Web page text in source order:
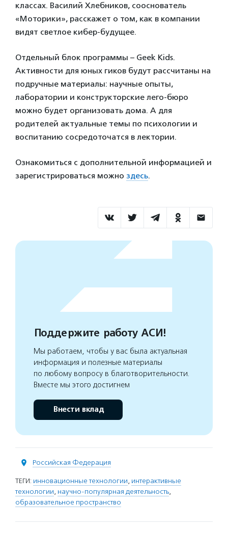
классах. Василий Хлебников, сооснователь
«Моторики», расскажет о том, как в компании
видят светлое кибер-будущее.
Отдельный блок программы – Geek Kids.
Активности для юных гиков будут рассчитаны на
подручные материалы: научные опыты,
лаборатории и конструкторские лего-бюро
можно будет организовать дома. А для
родителей актуальные темы по психологии и
воспитанию сосредоточатся в лектории.
Ознакомиться с дополнительной информацией и
зарегистрироваться можно здесь.
Поддержите работу АСИ!
Мы работаем, чтобы у вас была актуальная
информация и полезные материалы
по любому вопросу в благотворительности.
Вместе мы этого достигнем
Внести вклад
Российская Федерация
ТЕГИ: инновационные технологии, интерактивные
технологии, научно-популярная деятельность,
образовательное пространство